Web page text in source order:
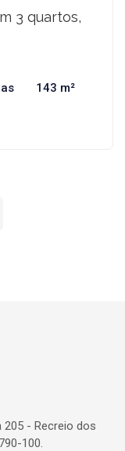
3 quartos,
143 m²
205 - Recreio dos
100.